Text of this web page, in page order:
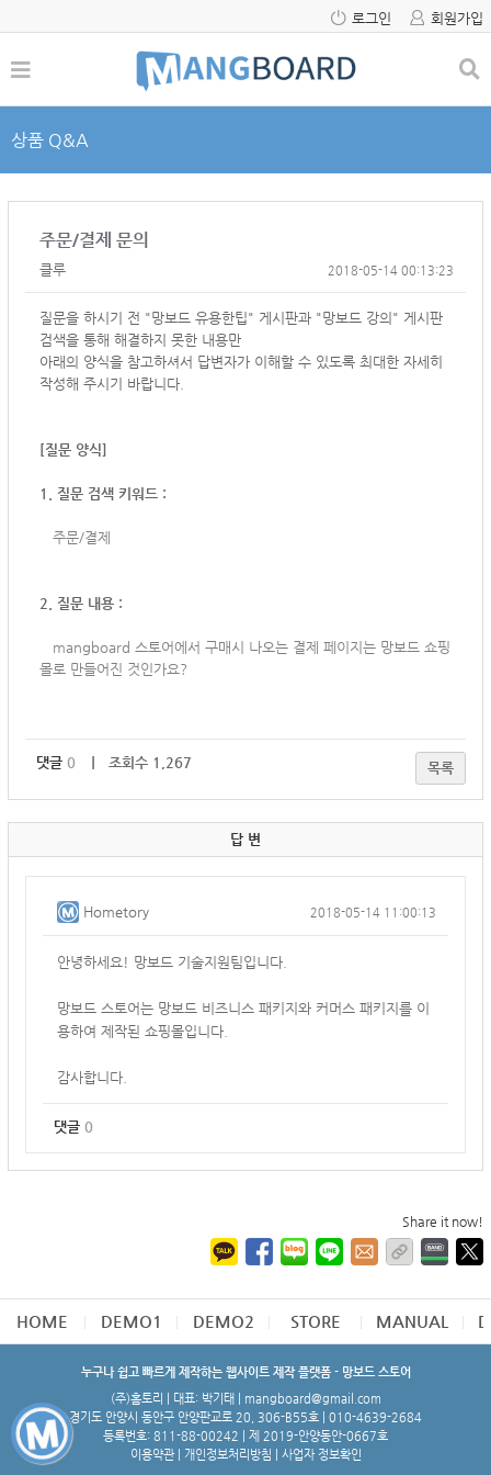
로그인 회원가입
상품 Q&A
주문/결제 문의
클루 2018-05-14 00:13:23
질문을 하시기 전 "망보드 유용한팁" 게시판과 "망보드 강의" 게시판
검색을 통해 해결하지 못한 내용만
아래의 양식을 참고하셔서 답변자가 이해할 수 있도록 최대한 자세히
작성해 주시기 바랍니다.
[질문 양식]
1. 질문 검색 키워드 :
주문/결제
2. 질문 내용 :
mangboard 스토어에서 구매시 나오는 결제 페이지는 망보드 쇼핑
몰로 만들어진 것인가요?
댓글 0 ｜ 조회수 1,267 목록
답 변
Hometory 2018-05-14 11:00:13
안녕하세요! 망보드 기술지원팀입니다.
망보드 스토어는 망보드 비즈니스 패키지와 커머스 패키지를 이
용하여 제작된 쇼핑몰입니다.
감사합니다.
댓글 0
Share it now!
HOME DEMO1 DEMO2 STORE MANUAL
누구나 쉽고 빠르게 제작하는 웹사이트 제작 플랫폼 - 망보드 스토어
(주)홈토리 | 대표: 박기태 | mangboard@gmail.com
경기도 안양시 동안구 안양판교로 20, 306-B55호 | 010-4639-2684
등록번호: 811-88-00242 | 제 2019-안양동안-0667호
이용약관| 개인정보처리방침 사업자 정보확인